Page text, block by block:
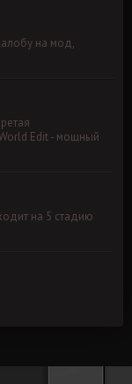
на мод,
Edit - мощный
на 5 стадию